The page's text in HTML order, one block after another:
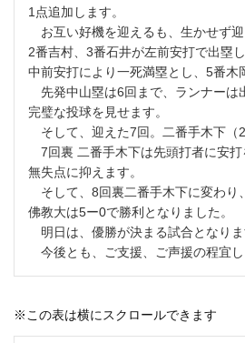
1点追加します。
お互い好機を迎えるも、生かせず迎
2番吉村、3番石井が左前安打で出塁
中前安打により一死満塁とし、5番
先発中山塁は6回まで、ランナーは
完璧な投球を見せます。
そして、迎えた7回。二番手木下（
7回裏 二番手木下は先頭打者に安
無失点に抑えます。
そして、8回裏二番手木下に変わり
佛教大は5ー0で勝利となりました。
明日は、優勝が決まる試合となり
今後とも、ご支援、ご声援の程宜し
※この表は横にスクロールできます